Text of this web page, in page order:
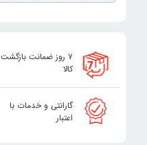
۷ روز ضمانت بازگشت
کالا
گارانتی و خدمات با
اعتبار